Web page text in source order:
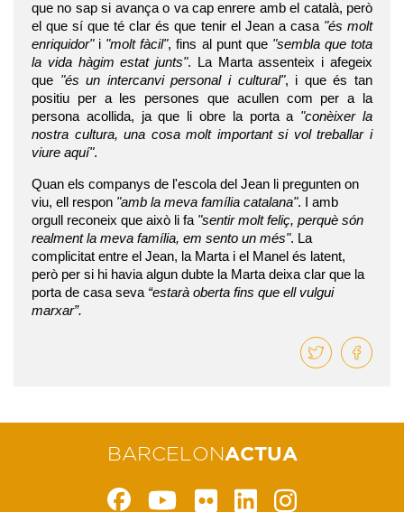
que no sap si avança o va cap enrere amb el català, però
el que sí que té clar és que tenir el Jean a casa "és molt
enriquidor"i "molt fàcil", fins al punt que "sembla que tota
la vida hàgim estat junts". La Marta assenteix i afegeix
que "és un intercanvi personal i cultural", i que és tan
positiu per a les persones que acullen com per a la
persona acollida, ja que li obre la porta a "conèixer la
nostra cultura, una cosa molt important si vol treballar i
viure aquí".
Quan els companys de l'escola del Jean li pregunten on
viu, ell respon "amb la meva família catalana". I amb
orgull reconeix que això li fa "sentir molt feliç, perquè són
realment la meva família, em sento un més". La
complicitat entre el Jean, la Marta i el Manel és latent,
però per si hi havia algun dubte la Marta deixa clar que la
porta de casa seva “estarà oberta fins que ell vulgui
marxar”.
BARCELONACTUA